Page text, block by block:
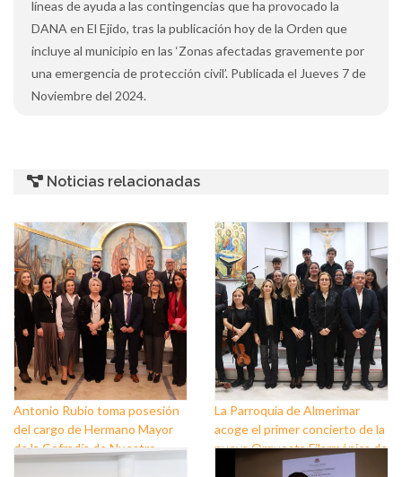
líneas de ayuda a las contingencias que ha provocado la
DANA en El Ejido, tras la publicación hoy de la Orden que
incluye al municipio en las ‘Zonas afectadas gravemente por
una emergencia de protección civil’. Publicada el Jueves 7 de
Noviembre del 2024.
Noticias relacionadas
Antonio Rubio toma posesión
del cargo de Hermano Mayor
de la Cofradía de Nuestro
Padre Jesús Nazareno y
La Parroquia de Almerimar
acoge el primer concierto de la
nueva Orquesta Filarmónica de